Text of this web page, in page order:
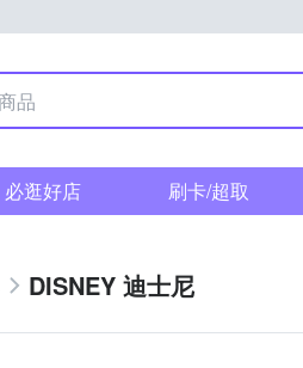
必逛好店 刷卡/超取
DISNEY 迪士尼